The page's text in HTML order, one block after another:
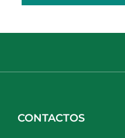
CONTACTOS